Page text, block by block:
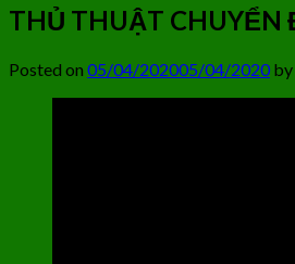
THỦ THUẬT CHUYỂN
Posted on 05/04/202005/04/2020by